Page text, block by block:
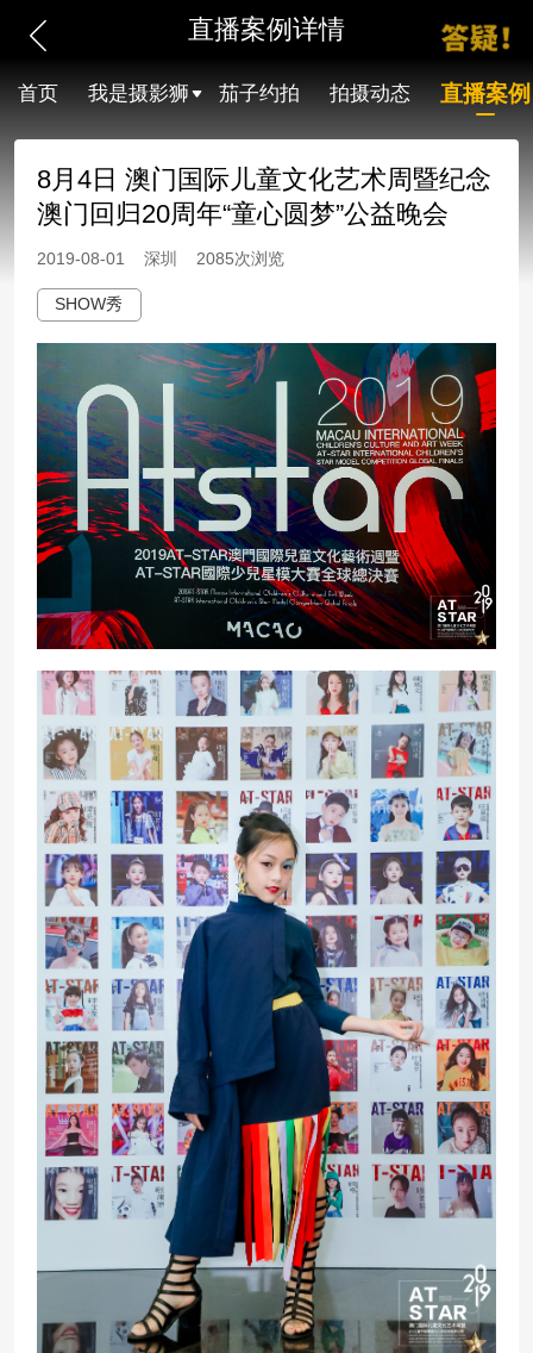
直播案例详情
首页 我是摄影狮 茄子约拍 拍摄动态 直播案例
8月4日 澳门国际儿童文化艺术周暨纪念
澳门回归20周年“童心圆梦”公益晚会
2019-08-01 深圳 2085次浏览
SHOW秀